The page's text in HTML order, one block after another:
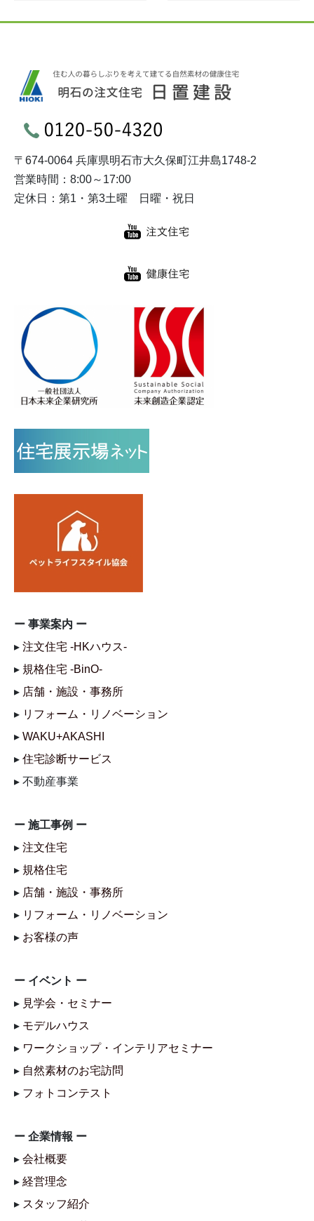
〒674-0064 兵庫県明石市大久保町江井島1748-2
営業時間：8:00～17:00
定休日：第1・第3土曜 日曜・祝日
ー 事業案内 ー
▸ 注文住宅 -HKハウス-
▸ 規格住宅 -BinO-
▸ 店舗・施設・事務所
▸ リフォーム・リノベーション
▸ WAKU+AKASHI
▸ 住宅診断サービス
▸ 不動産事業
ー 施工事例 ー
▸ 注文住宅
▸ 規格住宅
▸ 店舗・施設・事務所
▸ リフォーム・リノベーション
▸ お客様の声
ー イベント ー
▸ 見学会・セミナー
▸ モデルハウス
▸ ワークショップ・インテリアセミナー
▸ 自然素材のお宅訪問
▸ フォトコンテスト
ー 企業情報 ー
▸ 会社概要
▸ 経営理念
▸ スタッフ紹介